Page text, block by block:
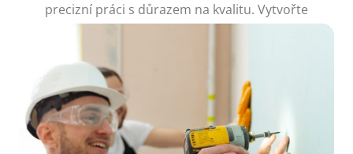
precizní práci s důrazem na kvalitu. Vytvořte
prostor s funkcí a stylem podle svých představ.